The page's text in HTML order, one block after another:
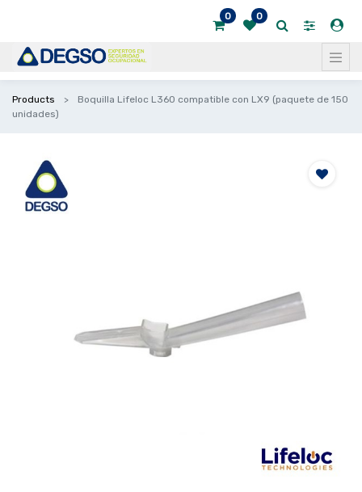
0 0
Products
Boquilla Lifeloc L360 compatible con LX9 (paquete de 150
unidades)